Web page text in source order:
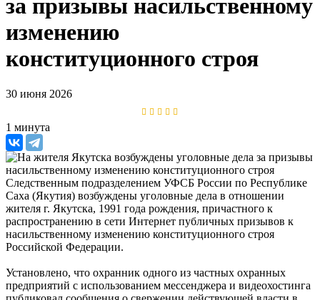
за призывы насильственному
изменению
конституционного строя
30 июня 2026
1 минута
Следственным подразделением УФСБ России по Республике
Саха (Якутия) возбуждены уголовные дела в отношении
жителя г. Якутска, 1991 года рождения, причастного к
распространению в сети Интернет публичных призывов к
насильственному изменению конституционного строя
Российской Федерации.
Установлено, что охранник одного из частных охранных
предприятий с использованием мессенджера и видеохостинга